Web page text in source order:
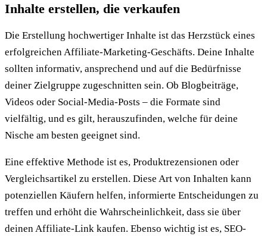
Inhalte erstellen, die verkaufen
Die Erstellung hochwertiger Inhalte ist das Herzstück eines
erfolgreichen Affiliate-Marketing-Geschäfts. Deine Inhalte
sollten informativ, ansprechend und auf die Bedürfnisse
deiner Zielgruppe zugeschnitten sein. Ob Blogbeiträge,
Videos oder Social-Media-Posts – die Formate sind
vielfältig, und es gilt, herauszufinden, welche für deine
Nische am besten geeignet sind.
Eine effektive Methode ist es, Produktrezensionen oder
Vergleichsartikel zu erstellen. Diese Art von Inhalten kann
potenziellen Käufern helfen, informierte Entscheidungen zu
treffen und erhöht die Wahrscheinlichkeit, dass sie über
deinen Affiliate-Link kaufen. Ebenso wichtig ist es, SEO-